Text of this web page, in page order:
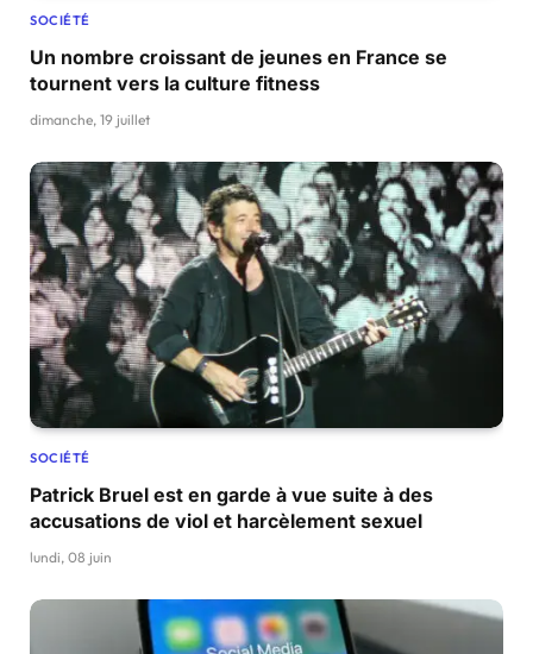
SOCIÉTÉ
Un nombre croissant de jeunes en France se
tournent vers la culture fitness
dimanche, 19 juillet
SOCIÉTÉ
Patrick Bruel est en garde à vue suite à des
accusations de viol et harcèlement sexuel
lundi, 08 juin